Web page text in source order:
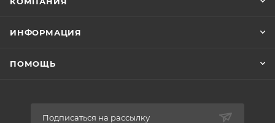
ИНФОРМАЦИЯ
ПОМОЩЬ
Подписаться на рассылку